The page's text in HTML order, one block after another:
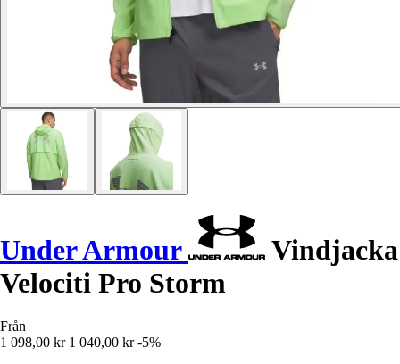
Under Armour
Vindjacka
Velociti Pro Storm
Från
1 098,00 kr 1 040,00 kr -5%